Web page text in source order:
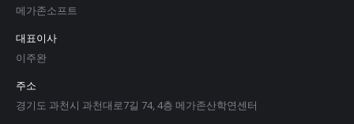
메가존소프트
대표이사
이주완
주소
경기도 과천시 과천대로7길 74, 4층 메가존산학연센터